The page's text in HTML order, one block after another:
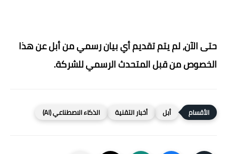
حتى الآن، لم يتم تقديم أي بيان رسمي من أبل عن هذا
الخصوص من قبل المتحدث الرسمي للشركة.
أبل أخبار التقنية الذكاء الاصطناعي (AI)